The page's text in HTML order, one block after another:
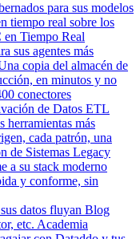
para sus modelos
tiempo real sobre los
Tiempo Real
sus agentes más
copia del almacén de
en minutos y no
conectores
de Datos ETL
herramientas más
cada patrón, una
de Sistemas Legacy
a su stack moderno
y conforme, sin
datos fluyan Blog
etc. Academia